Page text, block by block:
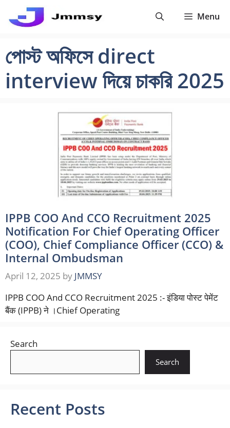
Menu
পোস্ট অফিসে direct
interview দিয়ে চাকরি 2025
IPPB COO And CCO Recruitment 2025
Notification For Chief Operating Officer
(COO), Chief Compliance Officer (CCO) &
Internal Ombudsman
April 12, 2025 by JMMSY
IPPB COO And CCO Recruitment 2025 :- इंडिया पोस्ट पेमेंट
बैंक (IPPB) ने ।Chief Operating
Search
Search
Recent Posts